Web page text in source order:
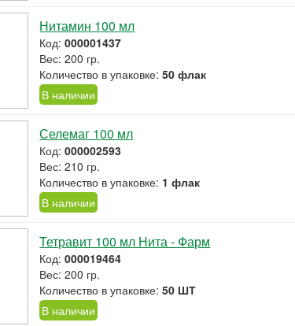
Нитамин 100 мл
Код:000001437
Вес: 200 гр.
Количество в упаковке:50 флак
В наличии
Селемаг 100 мл
Код:000002593
Вес: 210 гр.
Количество в упаковке: 1 флак
В наличии
Тетравит 100 мл Нита - Фарм
Код:000019464
Вес: 200 гр.
Количество в упаковке:50 ШТ
В наличии